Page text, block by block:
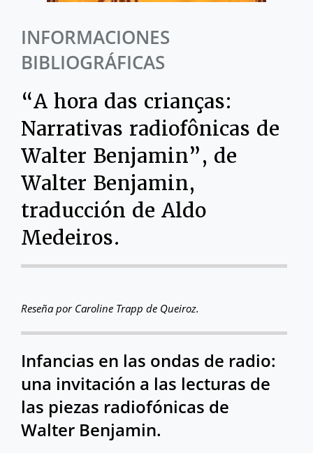
INFORMACIONES
BIBLIOGRÁFICAS
“A hora das crianças:
Narrativas radiofônicas de
Walter Benjamin”, de
Walter Benjamin,
traducción de Aldo
Medeiros.
Reseña por Caroline Trapp de Queiroz.
Infancias en las ondas de radio:
una invitación a las lecturas de
las piezas radiofónicas de
Walter Benjamin.